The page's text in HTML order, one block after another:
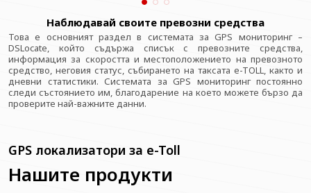
Наблюдавай своите превозни средства
Това е основният раздел в системата за GPS мониторинг –
DSLocate, който съдържа списък с превозните средства,
информация за скоростта и местоположението на превозното
средство, неговия статус, събирането на таксата e-TOLL, както и
дневни статистики. Системата за GPS мониторинг постоянно
следи състоянието им, благодарение на което можете бързо да
проверите най-важните данни.
GPS локализатори за e-Toll
Нашите продукти